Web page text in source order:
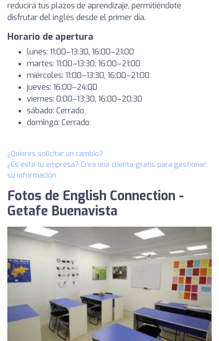
reducirá tus plazos de aprendizaje, permitiéndote
disfrutar del inglés desde el primer día.
Horario de apertura
lunes: 11:00–13:30, 16:00–21:00
martes: 11:00–13:30, 16:00–21:00
miércoles: 11:00–13:30, 16:00–21:00
jueves: 16:00–24:00
viernes: 0:00–13:30, 16:00–20:30
sábado: Cerrado
domingo: Cerrado
¿Quieres solicitar un cambio?
¿Es esta tu empresa? Crea una cuenta gratis para gestionar
su información
Fotos de English Connection -
Getafe Buenavista